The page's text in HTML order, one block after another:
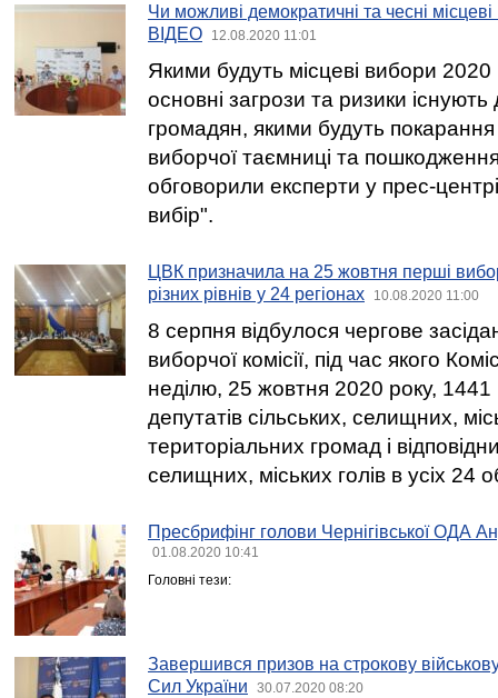
Чи можливі демократичні та чесні
ВІДЕО
12.08.2020 11:01
Якими будуть місцеві вибори 2020
основні загрози та ризики
громадян, якими будуть
виборчої таємниці та
обговорили експерти у прес-
вибір".
ЦВК призначила на 25 жовтня перші
різних рівнів у 24 регіонах
10.08.2020 11:00
8 серпня відбулося чергове
виборчої комісії, під час якого
неділю, 25 жовтня 2020 року,
депутатів сільських, селищних,
територіальних громад і
селищних, міських голів в усіх 24
Пресбрифінг голови Чернігівської ОДА
01.08.2020 10:41
Головні тези:
Завершився призов на строкову
Сил України
30.07.2020 08:20